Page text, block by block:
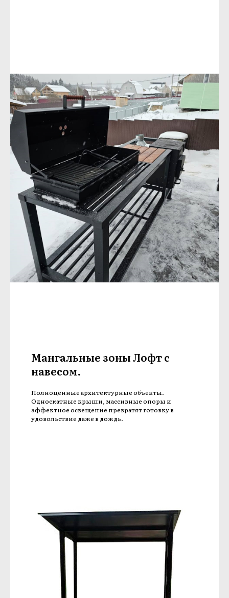
Мангальные зоны Лофт с
навесом.
Полноценные архитектурные объекты.
Односкатные крыши, массивные опоры и
эффектное освещение превратят готовку в
удовольствие даже в дождь.